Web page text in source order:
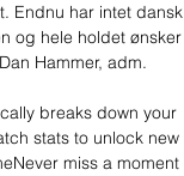
Endnu har intet dansk
og hele holdet ønsker
Hammer, adm.
breaks down your
stats to unlock new
miss a moment